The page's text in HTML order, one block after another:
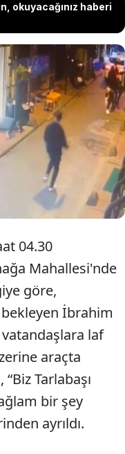
okuyacağınız haberi
laf attığı için
çocuğuyuz, burayı
geri gelerek
Büro Amirliği
yakalanan ve
4 şüpheliden 1'i
güvenlik
04.30
Mahallesi'nde
göre,
İbrahim
laf
araçta
Tarlabaşı
bir şey
ayrıldı.